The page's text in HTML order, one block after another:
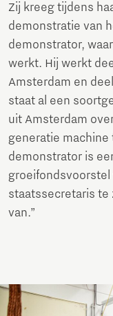
Zij kreeg tijdens
demonstratie van
demonstrator,
werkt. Hij werkt
Amsterdam en
staat al een
uit Amsterdam
generatie machine
demonstrator is
groeifondsvoorstel
staatssecretaris te
van.”